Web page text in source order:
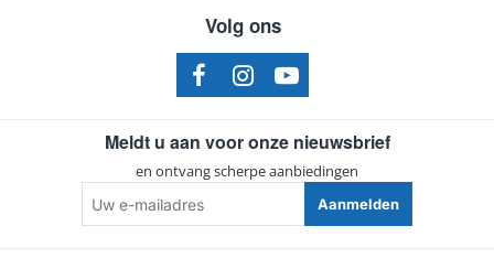
Volg ons
Meldt u aan voor onze nieuwsbrief
en ontvang scherpe aanbiedingen
e-
mailadres
Aanmelden